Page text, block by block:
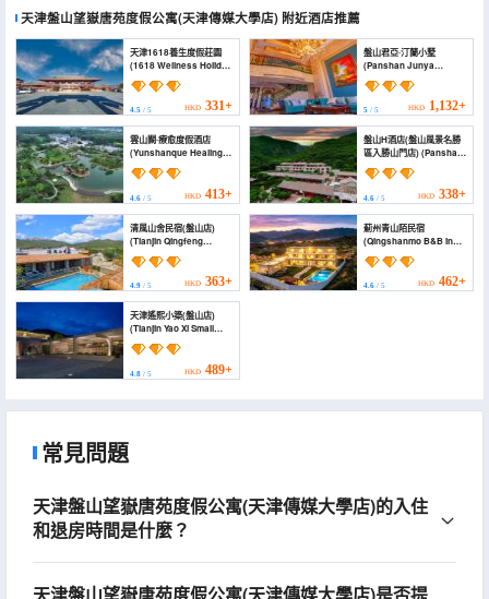
天津盤山望嶽唐苑度假公寓(天津傳媒大學店) 附近酒店推薦
天津1618養生度假莊園
(1618 Wellness Holiday
Manor)
4.5 / 5 HKD 331+
盤山君亞·汀蘭小墅
(Panshan Junya
Tinglan Villa)
5/ 5 HKD 1,132+
雲山闕·療愈度假酒店
(Yunshanque Healing
Resort Hotel)
4.6 / 5 HKD 413+
盤山H酒店(盤山風景名勝
區入勝山門店) (Panshan
H Hotel (Panshan
Scenic Area Cableway
Ticket Office))
4.6/ 5 HKD 338+
清風山舍民宿(盤山店)
(Tianjin Qingfeng
Shanshe Boutique
Homestay (Panshan
Branch))
4.9 / 5 HKD 363+
薊州青山陌民宿
(Qingshanmo B&B in
Zhangzhou)
4.6/ 5 HKD 462+
天津遙熙小築(盤山店)
(Tianjin Yao Xi Small
Building)
4.8 / 5 HKD 489+
常見問題
天津盤山望嶽唐苑度假公寓(天津傳媒大學店)的入住
和退房時間是什麼？
天津盤山望嶽唐苑度假公寓(天津傳媒大學店)是否提